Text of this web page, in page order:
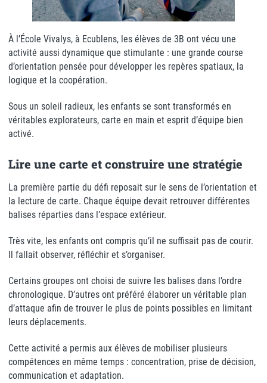
À l’École Vivalys, à Ecublens, les élèves de 3B ont vécu une
activité aussi dynamique que stimulante : une grande course
d’orientation pensée pour développer les repères spatiaux, la
logique et la coopération.
Sous un soleil radieux, les enfants se sont transformés en
véritables explorateurs, carte en main et esprit d’équipe bien
activé.
Lire une carte et construire une stratégie
La première partie du défi reposait sur le sens de l’orientation et
la lecture de carte. Chaque équipe devait retrouver différentes
balises réparties dans l’espace extérieur.
Très vite, les enfants ont compris qu’il ne suffisait pas de courir.
Il fallait observer, réfléchir et s’organiser.
Certains groupes ont choisi de suivre les balises dans l’ordre
chronologique. D’autres ont préféré élaborer un véritable plan
d’attaque afin de trouver le plus de points possibles en limitant
leurs déplacements.
Cette activité a permis aux élèves de mobiliser plusieurs
compétences en même temps : concentration, prise de décision,
communication et adaptation.